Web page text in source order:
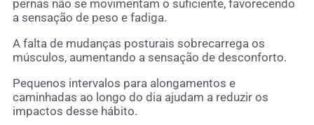
pernas não se movimentam o suficiente, favorecendo
a sensação de peso e fadiga.
A falta de mudanças posturais sobrecarrega os
músculos, aumentando a sensação de desconforto.
Pequenos intervalos para alongamentos e
caminhadas ao longo do dia ajudam a reduzir os
impactos desse hábito.